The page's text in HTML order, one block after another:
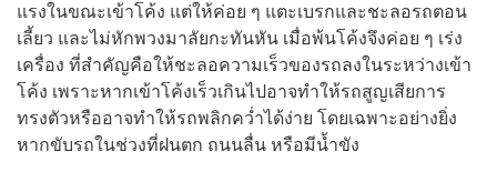
แรงในขณะเข้าโค้ง แต่ให้ค่อย ๆ แตะเบรกและชะลอรถตอน
เลี้ยว และไม่หักพวงมาลัยกะทันหัน เมื่อพ้นโค้งจึงค่อย ๆ เร่ง
เครื่อง ที่สำคัญคือให้ชะลอความเร็วของรถลงในระหว่างเข้า
โค้ง เพราะหากเข้าโค้งเร็วเกินไปอาจทำให้รถสูญเสียการ
ทรงตัวหรืออาจทำให้รถพลิกคว่ำได้ง่าย โดยเฉพาะอย่างยิ่ง
หากขับรถในช่วงที่ฝนตก ถนนลื่น หรือมีน้ำขัง